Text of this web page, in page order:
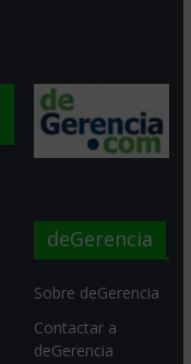
deGerencia
Sobre deGerencia
Contactar a
deGerencia